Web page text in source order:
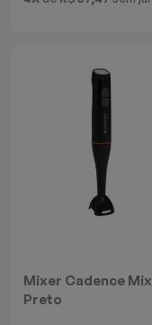
Mixer Cadence
Preto